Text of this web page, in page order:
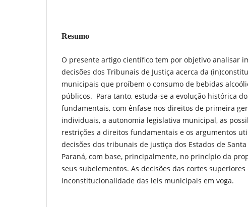
Resumo
O presente artigo científico tem por objetivo analisar
decisões dos Tribunais de Justiça acerca da
municipais que proíbem o consumo de bebidas
públicos. Para tanto, estuda-se a evolução histórica
fundamentais, com ênfase nos direitos de primeira
individuais, a autonomia legislativa municipal, as
restrições a direitos fundamentais e os argumentos
decisões dos tribunais de justiça dos Estados de
Paraná, com base, principalmente, no princípio da
seus subelementos. As decisões das cortes
inconstitucionalidade das leis municipais em voga.